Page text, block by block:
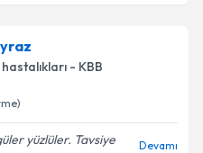
posta ile bilgilendireceğiz.
- KBB
yüzlüler. Tavsiye
Devamı